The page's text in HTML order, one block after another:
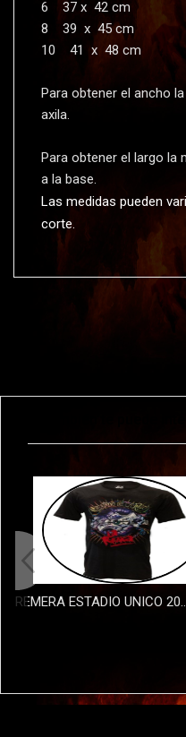
6 37 x 42 cm
8 39 x 45 cm
10 41 x 48 cm
Para obtener el ancho
axila.
Para obtener el largo la
a la base.
Las medidas pueden
corte.
REMERA